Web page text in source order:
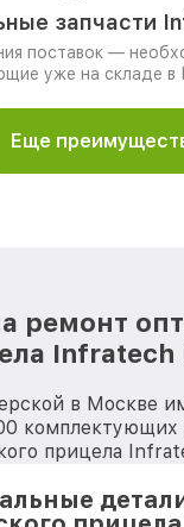
запчасти
поставок —
уже на складе в
Еще
ремонт
Infratech
в Москве
комплектующих
прицела